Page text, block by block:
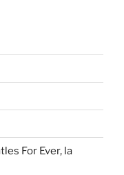
For Ever, la